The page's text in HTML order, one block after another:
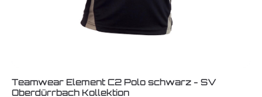
Teamwear Element C2 Polo schwarz - SV
Oberdürrbach Kollektion